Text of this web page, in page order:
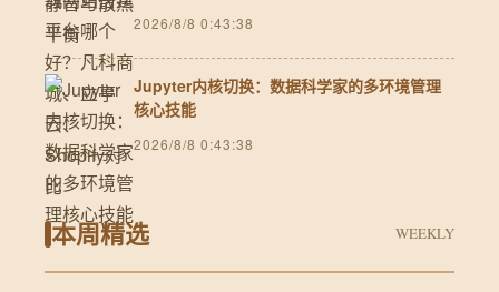
2026/8/8 0:43:38
Jupyter内核切换：数据科学家的多环境管理
核心技能
2026/8/8 0:43:38
本周精选 WEEKLY